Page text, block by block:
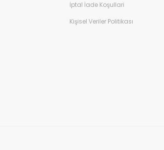
İptal İade Koşullari
Kişisel Veriler Politikası